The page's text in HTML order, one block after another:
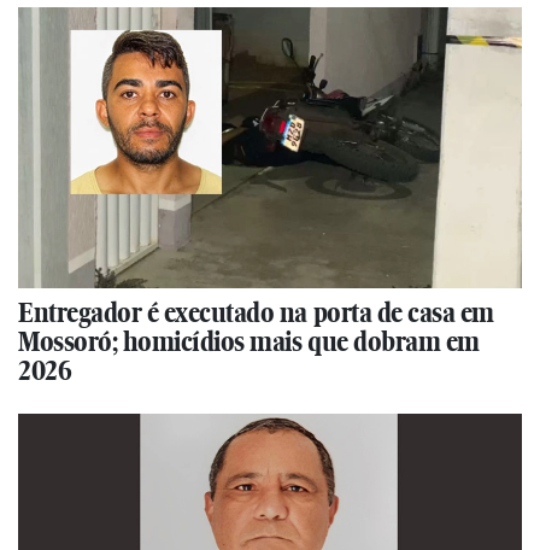
Entregador é executado na porta de casa em
Mossoró; homicídios mais que dobram em
2026